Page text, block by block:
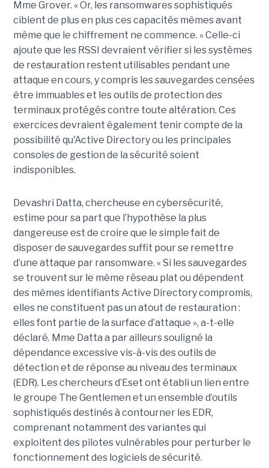
Mme Grover. « Or, les ransomwares sophistiqués
ciblent de plus en plus ces capacités mêmes avant
même que le chiffrement ne commence. » Celle-ci
ajoute que les RSSI devraient vérifier si les systèmes
de restauration restent utilisables pendant une
attaque en cours, y compris les sauvegardes censées
être immuables et les outils de protection des
terminaux protégés contre toute altération. Ces
exercices devraient également tenir compte de la
possibilité qu'Active Directory ou les principales
consoles de gestion de la sécurité soient
indisponibles.
Devashri Datta, chercheuse en cybersécurité,
estime pour sa part que l’hypothèse la plus
dangereuse est de croire que le simple fait de
disposer de sauvegardes suffit pour se remettre
d’une attaque par ransomware. « Si les sauvegardes
se trouvent sur le même réseau plat ou dépendent
des mêmes identifiants Active Directory compromis,
elles ne constituent pas un atout de restauration :
elles font partie de la surface d’attaque », a-t-elle
déclaré. Mme Datta a par ailleurs souligné la
dépendance excessive vis-à-vis des outils de
détection et de réponse au niveau des terminaux
(EDR). Les chercheurs d’Eset ont établi un lien entre
le groupe The Gentlemen et un ensemble d’outils
sophistiqués destinés à contourner les EDR,
comprenant notamment des variantes qui
exploitent des pilotes vulnérables pour perturber le
fonctionnement des logiciels de sécurité.